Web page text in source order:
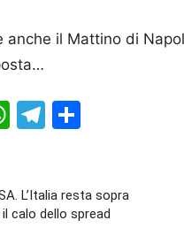
anche il Mattino di
WhatsApp
Telegram
L’Italia resta sopra
calo dello spread